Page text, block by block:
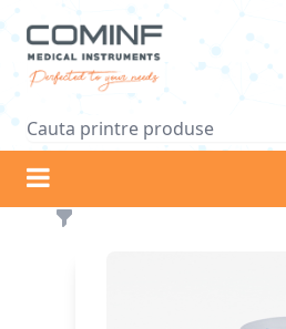
Logo
Filters